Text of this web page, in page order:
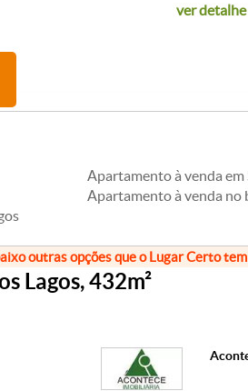
ver detalhe
Apartamento à venda
Apartamento à venda no
outras opções que o Lugar Certo
Lagos, 432m²